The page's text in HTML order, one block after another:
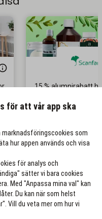
15 % alumnirabatt
för att vår app ska
som
hur appen används och visa
för analys och
sätter vi bara cookies
Med "Anpassa mina val" kan
Du kan när som helst
Vill du veta mer om hur vi